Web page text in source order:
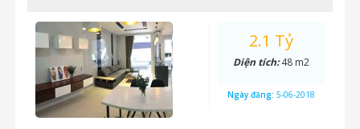
2.1 Tỷ
Diện tích:48 m2
Ngày đăng: 5-06-2018